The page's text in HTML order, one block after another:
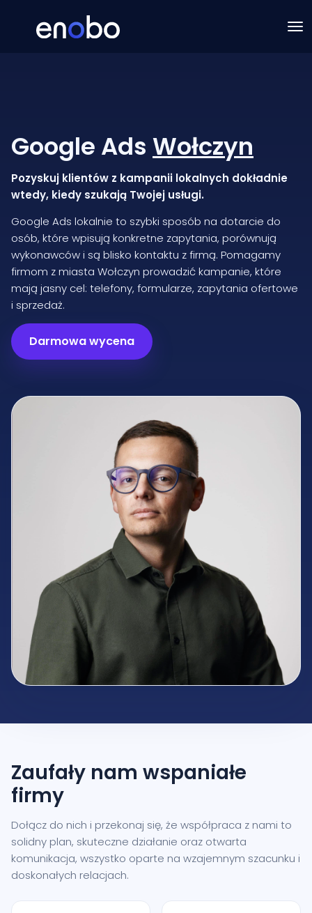
Google Ads Wołczyn
Pozyskuj klientów z kampanii lokalnych dokładnie
wtedy, kiedy szukają Twojej usługi.
Google Ads lokalnie to szybki sposób na dotarcie do
osób, które wpisują konkretne zapytania, porównują
wykonawców i są blisko kontaktu z firmą. Pomagamy
firmom z miasta Wołczyn prowadzić kampanie, które
mają jasny cel: telefony, formularze, zapytania ofertowe
i sprzedaż.
Darmowa wycena
Zaufały nam wspaniałe
firmy
Dołącz do nich i przekonaj się, że współpraca z nami to
solidny plan, skuteczne działanie oraz otwarta
komunikacja, wszystko oparte na wzajemnym szacunku i
doskonałych relacjach.